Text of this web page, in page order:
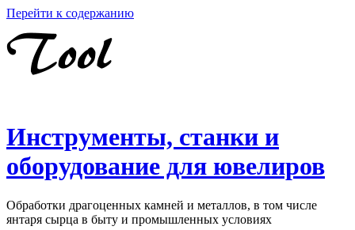
Перейти к содержанию
Инструменты, станки и
оборудование для ювелиров
Обработки драгоценных камней и металлов, в том числе
янтаря сырца в быту и промышленных условиях